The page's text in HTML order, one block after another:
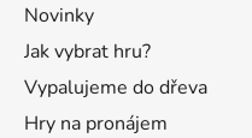
Novinky
Jak vybrat hru?
Vypalujeme do dřeva
Hry na pronájem